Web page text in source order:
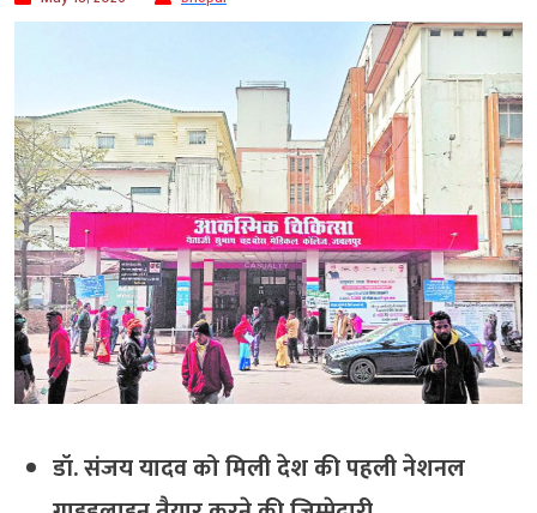
डॉ. संजय यादव को मिली देश की पहली नेशनल